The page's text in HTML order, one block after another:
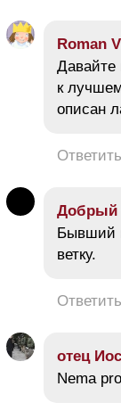
Roman
Давайте
к
описан
Ответить
Добрый
Бывший
ветку.
Ответить
отец
Nema